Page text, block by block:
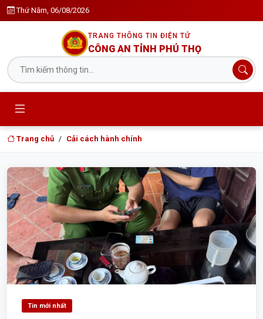
Thứ Năm, 06/08/2026
TRANG THÔNG TIN ĐIỆN TỬ
CÔNG AN TỈNH PHÚ THỌ
Trang chủ Cải cách hành chính
Tin mới nhất